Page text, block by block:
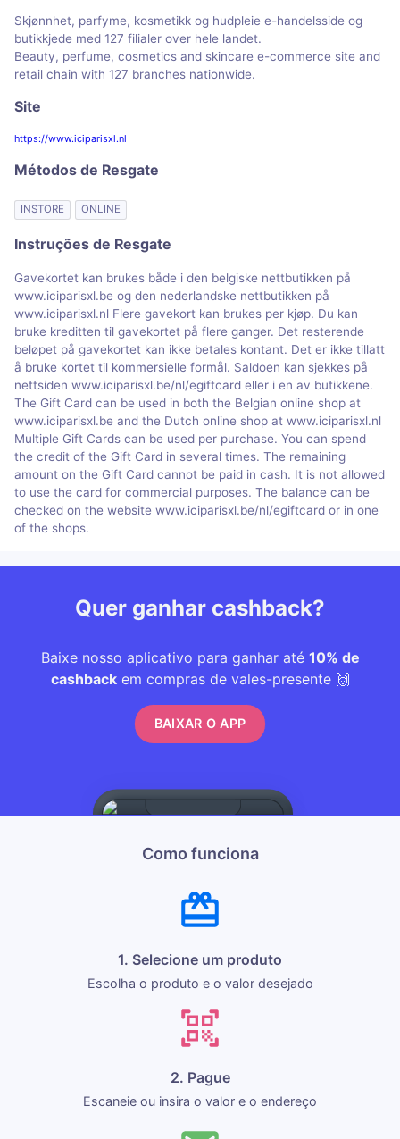
Skjønnhet, parfyme, kosmetikk og hudpleie e-handelsside og
butikkjede med 127 filialer over hele landet.
Beauty, perfume, cosmetics and skincare e-commerce site and
retail chain with 127 branches nationwide.
Site
https://www.iciparisxl.nl
Métodos de Resgate
INSTORE ONLINE
Instruções de Resgate
Gavekortet kan brukes både i den belgiske nettbutikken på
www.iciparisxl.be og den nederlandske nettbutikken på
www.iciparisxl.nl Flere gavekort kan brukes per kjøp. Du kan
bruke kreditten til gavekortet på flere ganger. Det resterende
beløpet på gavekortet kan ikke betales kontant. Det er ikke tillatt
å bruke kortet til kommersielle formål. Saldoen kan sjekkes på
nettsiden www.iciparisxl.be/nl/egiftcard eller i en av butikkene.
The Gift Card can be used in both the Belgian online shop at
www.iciparisxl.be and the Dutch online shop at www.iciparisxl.nl
Multiple Gift Cards can be used per purchase. You can spend
the credit of the Gift Card in several times. The remaining
amount on the Gift Card cannot be paid in cash. It is not allowed
to use the card for commercial purposes. The balance can be
checked on the website www.iciparisxl.be/nl/egiftcard or in one
of the shops.
Quer ganhar cashback?
Baixe nosso aplicativo para ganhar até 10% de
cashbackem compras de vales-presente 🙌
BAIXAR O APP
Como funciona
1. Selecione um produto
Escolha o produto e o valor desejado
2. Pague
Escaneie ou insira o valor e o endereço